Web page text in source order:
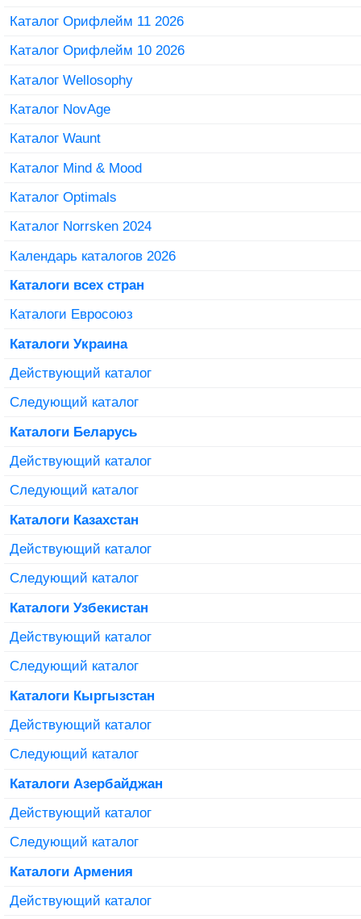
Каталог Орифлейм 11 2026
Каталог Орифлейм 10 2026
Каталог Wellosophy
Каталог NovAge
Каталог Waunt
Каталог Mind & Mood
Каталог Optimals
Каталог Norrsken 2024
Календарь каталогов 2026
Каталоги всех стран
Каталоги Евросоюз
Каталоги Украина
Действующий каталог
Следующий каталог
Каталоги Беларусь
Действующий каталог
Следующий каталог
Каталоги Казахстан
Действующий каталог
Следующий каталог
Каталоги Узбекистан
Действующий каталог
Следующий каталог
Каталоги Кыргызстан
Действующий каталог
Следующий каталог
Каталоги Азербайджан
Действующий каталог
Следующий каталог
Каталоги Армения
Действующий каталог